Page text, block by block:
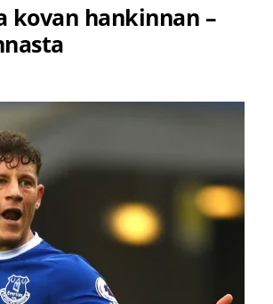
kovan hankinnan –